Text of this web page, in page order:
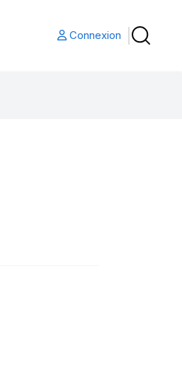
Connexion